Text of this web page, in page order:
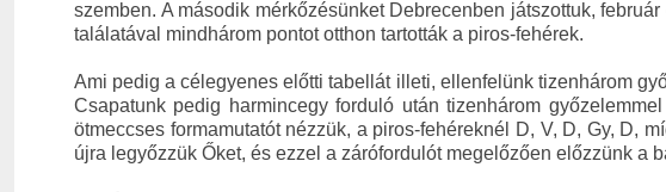
szemben. A második mérkőzésünket Debrecenben játszottuk,
találatával mindhárom pontot otthon tartották a piros-fehérek.
Ami pedig a célegyenes előtti tabellát illeti, ellenfelünk tizenhárom
Csapatunk pedig harmincegy forduló után tizenhárom
ötmeccses formamutatót nézzük, a piros-fehéreknél D, V, D, Gy, D,
újra legyőzzük Őket, és ezzel a zárófordulót megelőzően előzzünk a